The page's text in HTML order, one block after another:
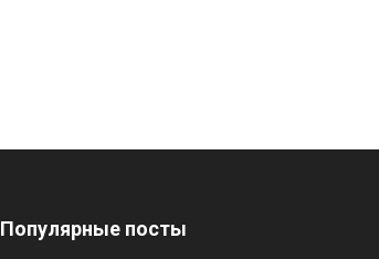
Популярные посты